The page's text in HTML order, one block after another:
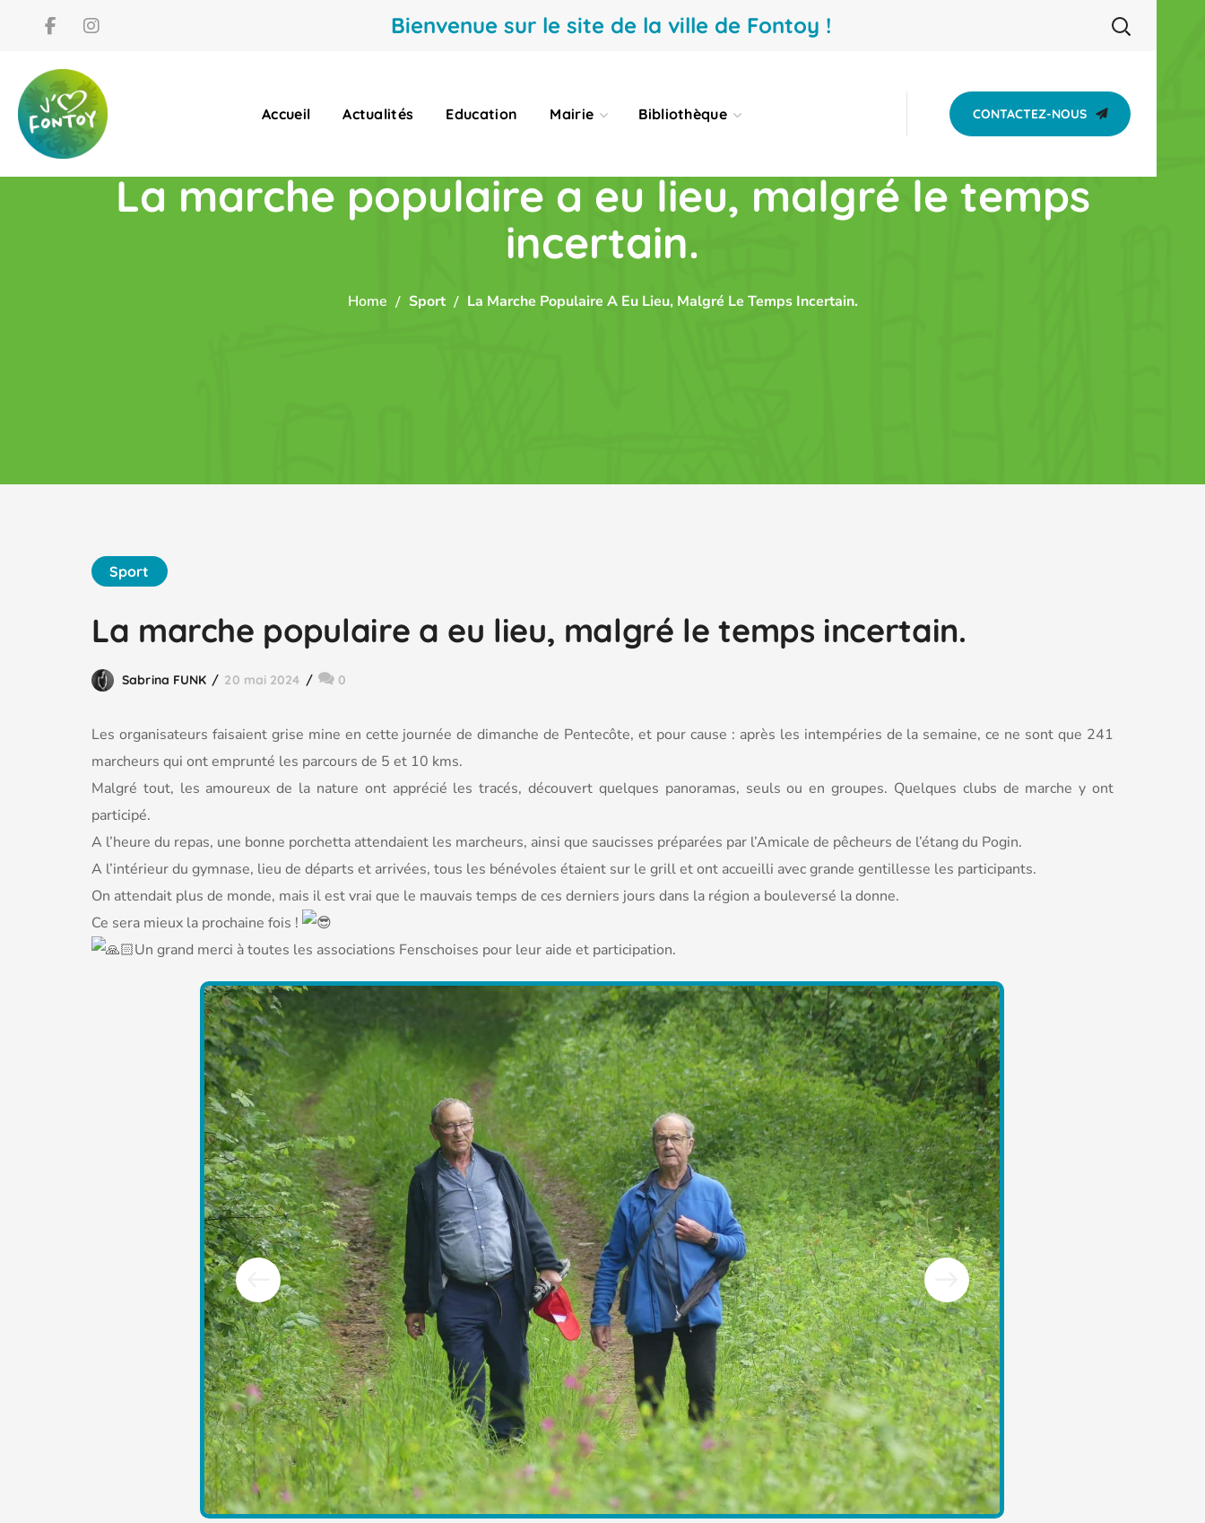
Bienvenue sur le site de la ville de Fontoy !
Accueil Actualités Education Mairie Bibliothèque CONTACTEZ-NOUS
La marche populaire a eu lieu, malgré le temps
incertain.
Home Sport La Marche Populaire A Eu Lieu, Malgré Le Temps Incertain.
Sport
La marche populaire a eu lieu, malgré le temps incertain.
Sabrina FUNK 20 mai 2024 0
Les organisateurs faisaient grise mine en cette journée de dimanche de Pentecôte, et pour cause : après les intempéries de la semaine, ce ne sont que 241
marcheurs qui ont emprunté les parcours de 5 et 10 kms.
Malgré tout, les amoureux de la nature ont apprécié les tracés, découvert quelques panoramas, seuls ou en groupes. Quelques clubs de marche y ont
participé.
A l’heure du repas, une bonne porchetta attendaient les marcheurs, ainsi que saucisses préparées par l’Amicale de pêcheurs de l’étang du Pogin.
A l’intérieur du gymnase, lieu de départs et arrivées, tous les bénévoles étaient sur le grill et ont accueilli avec grande gentillesse les participants.
On attendait plus de monde, mais il est vrai que le mauvais temps de ces derniers jours dans la région a bouleversé la donne.
Ce sera mieux la prochaine fois !
Un grand merci à toutes les associations Fenschoises pour leur aide et participation.